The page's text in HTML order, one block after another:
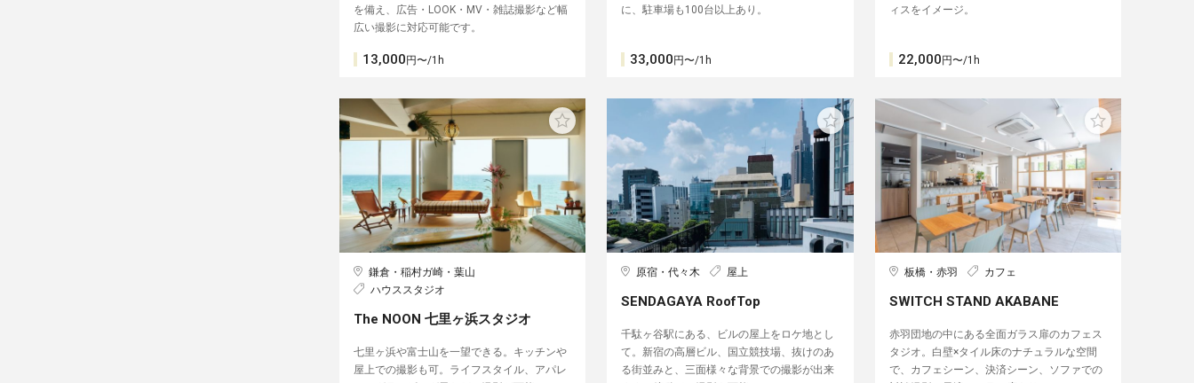
を備え、広告・LOOK・MV・雑誌撮影など幅
広い撮影に対応可能です。
13,000 円〜/1h
に、駐車場も100台以上あり。
33,000 円〜/1h
ィスをイメージ。
22,000 円〜/1h
鎌倉・稲村ガ崎・葉山
ハウススタジオ
The NOON 七里ヶ浜スタジオ
七里ヶ浜や富士山を一望できる。キッチンや
屋上での撮影も可。ライフスタイル、アパレ
原宿・代々木 屋上
SENDAGAYA RoofTop
千駄ヶ谷駅にある、ビルの屋上をロケ地とし
て。新宿の高層ビル、国立競技場、抜けのあ
る街並みと、三面様々な背景での撮影が出来
板橋・赤羽 カフェ
SWITCH STAND AKABANE
赤羽団地の中にある全面ガラス扉のカフェス
タジオ。白壁×タイル床のナチュラルな空間
で、カフェシーン、決済シーン、ソファでの